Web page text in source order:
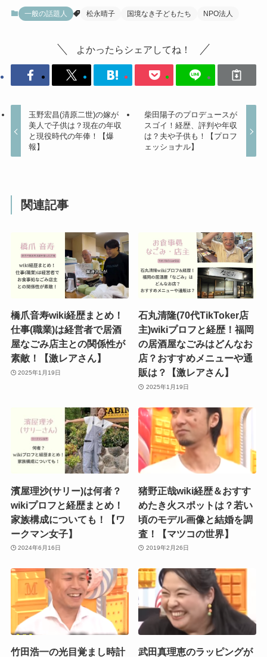
一般の話題人 松永晴子 国境なき子どもたち NPO法人
よかったらシェアしてね！
玉野宏昌(清原二世)の嫁が
美人で子供は？現在の年収
と現役時代の年俸！【爆
報】
柴田陽子のプロデュースが
スゴイ！経歴、評判や年収
は？夫や子供も！【プロフ
ェッショナル】
関連記事
橋爪音寿wiki経歴まとめ！
仕事(職業)は経営者で居酒
屋なごみ店主との関係性が
素敵！【激レアさん】
2025年1月19日
石丸清隆(70代TikToker店
主)wikiプロフと経歴！福岡
の居酒屋なごみはどんなお
店？おすすめメニューや通
販は？【激レアさん】
2025年1月19日
濱屋理沙(サリー)は何者？
wikiプロフと経歴まとめ！
家族構成についても！【ワ
ークマン女子】
2024年6月16日
猪野正哉wiki経歴＆おすす
めたき火スポットは？若い
頃のモデル画像と結婚を調
査！【マツコの世界】
2019年2月26日
竹田浩一の光目覚まし時計 武田真理恵のラッピングが